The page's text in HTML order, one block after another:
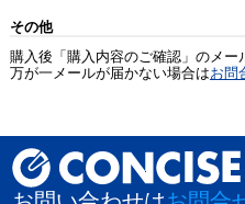
その他
購入後「購入内容のご確認」のメー
万が一メールが届かない場合はお問